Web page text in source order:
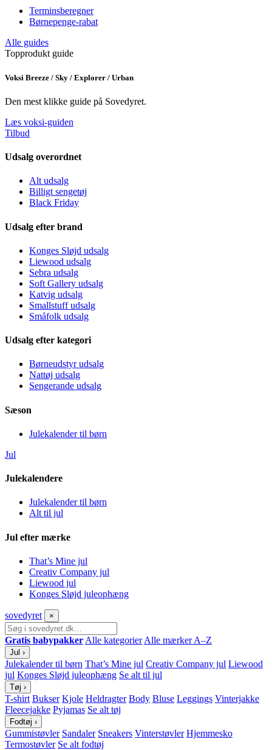
Terminsberegner
Børnepenge-rabat
Alle guides
Topprodukt guide
Voksi Breeze / Sky / Explorer / Urban
Den mest klikke guide på Sovedyret.
Læs voksi-guiden
Tilbud
Udsalg overordnet
Alt udsalg
Billigt sengetøj
Black Friday
Udsalg efter brand
Konges Sløjd udsalg
Liewood udsalg
Sebra udsalg
Soft Gallery udsalg
Katvig udsalg
Smallstuff udsalg
Småfolk udsalg
Udsalg efter kategori
Børneudstyr udsalg
Nattøj udsalg
Sengerande udsalg
Sæson
Julekalender til børn
Jul
Julekalendere
Julekalender til børn
Alt til jul
Jul efter mærke
That’s Mine jul
Creativ Company jul
Liewood jul
Konges Sløjd juleophæng
sovedyret ×
Gratis babypakker Alle kategorier Alle mærker A–Z
Jul ›
Julekalender til børn That’s Mine jul Creativ Company jul Liewood
jul Konges Sløjd juleophæng Se alt til jul
Tøj ›
T-shirt Bukser Kjole Heldragter Body Bluse Leggings Vinterjakke
Fleecejakke Pyjamas Se alt tøj
Fodtøj ›
Gummistøvler Sandaler Sneakers Vinterstøvler Hjemmesko
Termostøvler Se alt fodtøj